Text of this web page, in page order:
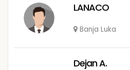
LANACO
Banja Luka
Dejan A.